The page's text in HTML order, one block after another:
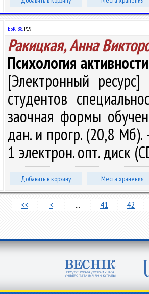
ББК 88.Р19
Ракицкая, Анна
Психология
[Электронный
студентов
заочная формы
дан. и прогр. (20,8
1 электрон. опт. диск
Добавить в корзину Места хранения
<< < ... 41 42